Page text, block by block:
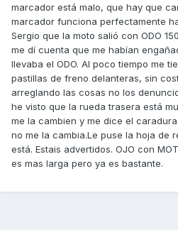
marcador está malo, que hay que
marcador funciona perfectamente
Sergio que la moto salió con ODO
me dí cuenta que me habían
llevaba el ODO. Al poco tiempo me
pastillas de freno delanteras, sin
arreglando las cosas no los
he visto que la rueda trasera está
me la cambien y me dice el
no me la cambia.Le puse la hoja de
está. Estais advertidos. OJO con
es mas larga pero ya es bastante.